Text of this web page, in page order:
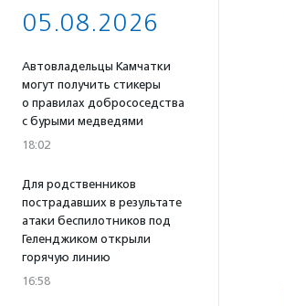
05.08.2026
Автовладельцы Камчатки
могут получить стикеры
о правилах добрососедства
с бурыми медведями
18:02
Для родственников
пострадавших в результате
атаки беспилотников под
Геленджиком открыли
горячую линию
16:58